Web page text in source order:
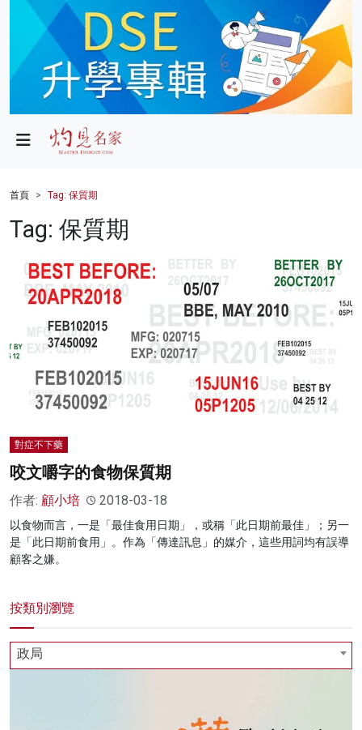
政局
財經
商業
科技
影片
名家榜
關於我們
首頁 Tag: 保質期
Tag: 保質期
對症不下藥
咬文嚼字的食物保質期
作者: 顧小培 2018-03-18
以食物而言，一是「最佳食用日期」，或稱「此日期前最佳」；另一
是「此日期前食用」。作為「傳達訊息」的媒介，這些用詞均有誤導
顧客之嫌。
按類別瀏覽
政局